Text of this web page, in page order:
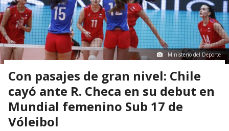
Ministerio del Deporte
Con pasajes de gran nivel: Chile
cayó ante R. Checa en su debut en
Mundial femenino Sub 17 de
Vóleibol